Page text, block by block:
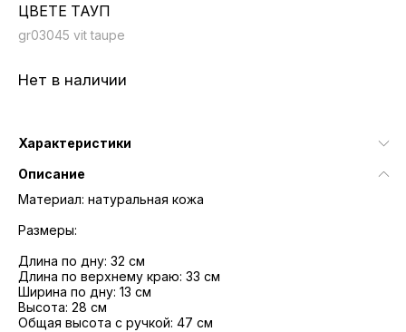
ЦВЕТЕ ТАУП
gr03045 vit taupe
Нет в наличии
Характеристики
Описание
Материал: натуральная кожа
Размеры:
Длина по дну: 32 см
Длина по верхнему краю: 33 см
Ширина по дну: 13 см
Высота: 28 см
Общая высота с ручкой: 47 см